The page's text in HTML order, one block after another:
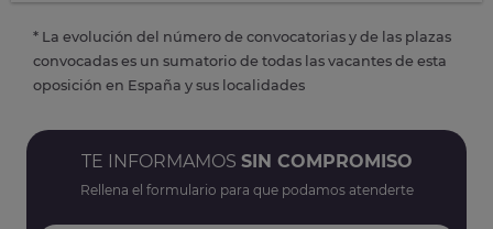
* La evolución del número de convocatorias y de las plazas
convocadas es un sumatorio de todas las vacantes de esta
oposición en España y sus localidades
TE INFORMAMOS SIN COMPROMISO
Rellena el formulario para que podamos atenderte